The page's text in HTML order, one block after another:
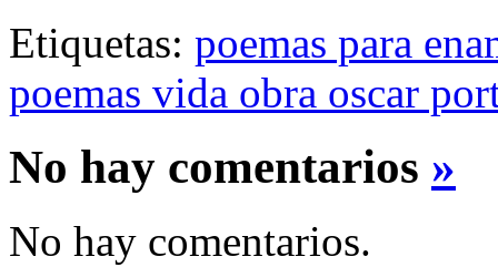
Etiquetas: poemas para
poemas vida obra oscar
No hay comentarios »
No hay comentarios.